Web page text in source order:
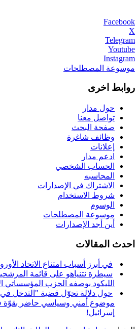
Facebook
X
Telegram
Youtube
Instagram
موسوعة المصطلحات
روابط اخرى
حول مدار
تواصل معنا
صفحة البحث
وظائف شاغرة
إعلانات
ادعم مدار
الحساب الشخصي
المحاسبه
الاشتراك في الإصدارات
شروط الاستخدام
الوسوم
موسوعة المصطلحات
أين أجد الإصدارات
احدث المقالات
في أبرز أسباب امتناع الاتحاد
سيطرة نتنياهو على قائمة
الليكود بوصفه الحزب المؤسساتي
حول دلالة تحوّل قضية "التدخل في
موضوع أمني وسياسي حاضر بقوّة
إسرائيل!